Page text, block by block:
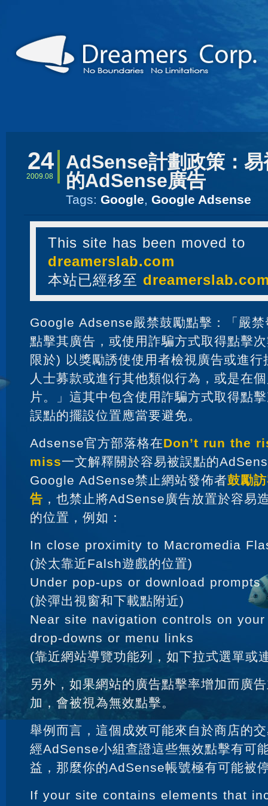
24
2009.08
AdSense計劃政策：易
的AdSense廣告
Tags: Google, Google Adsense
This site has been moved to
dreamerslab.com
本站已經移至
Google Adsense嚴禁鼓勵點擊：「嚴
點擊其廣告，或使用詐騙方式取得點擊
限於) 以獎勵誘使使用者檢視廣告或進
人士募款或進行其他類似行為，或是在
片。」這其中包含使用詐騙方式取得點
誤點的擺設位置應當要避免。
Adsense官方部落格在Don’t run the
miss一文解釋關於容易被誤點的
Google AdSense禁止網站發佈者鼓勵
告 ，也禁止將AdSense廣告放置於容易
的位置，例如：
In close proximity to Macromedia
(於太靠近Falsh遊戲的位置)
Under pop-ups or download prompts
(於彈出視窗和下載點附近)
Near site navigation controls on
drop-downs or menu links
(靠近網站導覽功能列，如下拉式選單或
另外，如果網站的廣告點擊率增加而廣
加，會被視為無效點擊。
舉例而言，這個成效可能來自於商店的
經AdSense小組查證這些無效點擊有可
益，那麼你的AdSense帳號極有可能被
If your site contains elements that